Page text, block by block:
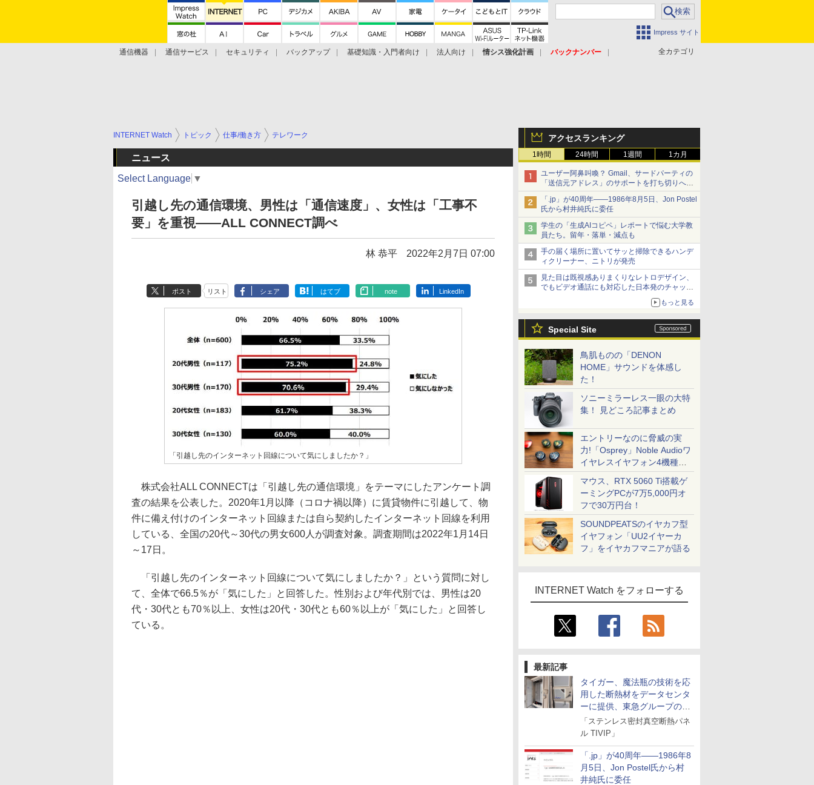
Impress サイト
全カテゴリ
通信機器 通信サービス セキュリティ バックアップ 基礎知識・入門者向け 法人向け 情シス強化計画
バックナンバー
アクセスランキング
1時間 24時間 1週間 1カ月
ユーザー阿鼻叫喚？ Gmail、サードパーティの
「送信元アドレス」のサポートを打ち切りへ
【やじうまWatch】
「.jp」が40周年――1986年8月5日、Jon Postel
氏から村井純氏に委任
学生の「生成AIコピペ」レポートで悩む大学教
員たち。留年・落単・減点も
手の届く場所に置いてサッと掃除できるハンデ
ィクリーナー、ニトリが発売
見た目は既視感ありまくりなレトロデザイン、
でもビデオ通話にも対応した日本発のチャット
もっと見る
Special Site
鳥肌ものの「DENON
HOME」サウンドを体感し
た！
ソニーミラーレス一眼の大特
集！ 見どころ記事まとめ
エントリーなのに脅威の実
力!「Osprey」Noble Audioワ
イヤレスイヤフォン4機種を
一気に聴く
マウス、RTX 5060 Ti搭載ゲ
ーミングPCが7万5,000円オ
フで30万円台！
SOUNDPEATSのイヤカフ型
イヤフォン「UU2イヤーカ
フ」をイヤカフマニアが語る
INTERNET Watch をフォローする
最新記事
タイガー、魔法瓶の技術を応
用した断熱材をデータセンタ
ーに提供、東急グループの実
証実験で
「ステンレス密封真空断熱パネ
ル TIVIP」
「.jp」が40周年――1986年8
月5日、Jon Postel氏から村
井純氏に委任
INTERNET Watch トピック 仕事/働き方 テレワーク
ニュース
Select Language ▼
引越し先の通信環境、男性は「通信速度」、女性は「工事不
要」を重視――ALL CONNECT調べ
林 恭平 2022年2月7日 07:00
ポスト リスト シェア はてブ note LinkedIn
「引越し先のインターネット回線について気にしましたか？」
株式会社ALL CONNECTは「引越し先の通信環境」をテーマにしたアンケート調
査の結果を公表した。2020年1月以降（コロナ禍以降）に賃貸物件に引越して、物
件に備え付けのインターネット回線または自ら契約したインターネット回線を利用
している、全国の20代～30代の男女600人が調査対象。調査期間は2022年1月14日
～17日。
「引越し先のインターネット回線について気にしましたか？」という質問に対し
て、全体で66.5％が「気にした」と回答した。性別および年代別では、男性は20
代・30代とも70％以上、女性は20代・30代とも60％以上が「気にした」と回答し
ている。